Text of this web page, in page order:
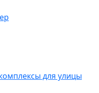
для улицы